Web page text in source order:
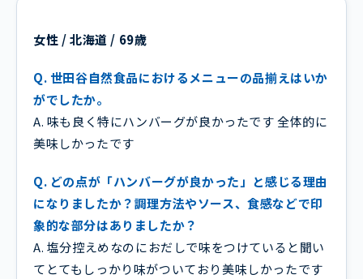
女性 / 北海道 / 69歳
Q. 世田谷自然食品におけるメニューの品揃えはいか
がでしたか。
A. 味も良く特にハンバーグが良かったです 全体的に
美味しかったです
Q. どの点が「ハンバーグが良かった」と感じる理由
になりましたか？調理方法やソース、食感などで印
象的な部分はありましたか？
A. 塩分控えめなのにおだしで味をつけていると聞い
てとてもしっかり味がついており美味しかったです